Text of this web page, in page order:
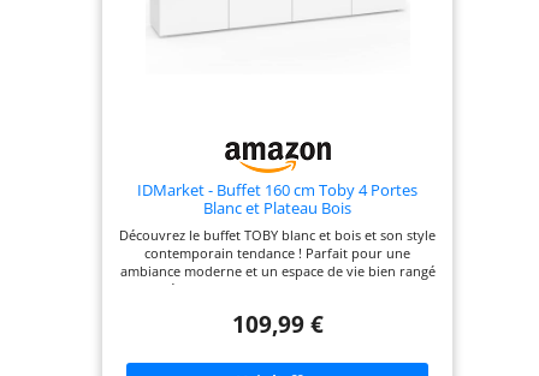
assure un maintien parfait, répartit le poids
uniformément et protège le meuble de l'humidité
vous de bien avoir reçu les deux avant de
commencer le montage.
IDMarket - Buffet 160 cm Toby 4 Portes
Blanc et Plateau Bois
Découvrez le buffet TOBY blanc et bois et son style
contemporain tendance ! Parfait pour une
ambiance moderne et un espace de vie bien rangé
! Doté de nombreux rangements : 4 placards
et son côté bicolore blanc et bois Dimensions du
109,99 €